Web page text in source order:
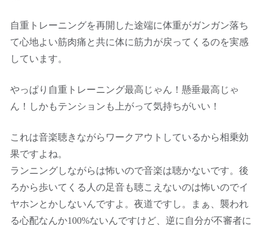
自重トレーニングを再開した途端に体重がガンガン落ち
て心地よい筋肉痛と共に体に筋力が戻ってくるのを実感
しています。
やっぱり自重トレーニング最高じゃん！懸垂最高じゃ
ん！しかもテンションも上がって気持ちがいい！
これは音楽聴きながらワークアウトしているから相乗効
果ですよね。
ランニングしながらは怖いので音楽は聴かないです。後
ろから歩いてくる人の足音も聴こえないのは怖いのでイ
ヤホンとかしないんですよ。夜道ですし。まぁ、襲われ
る心配なんか100%ないんですけど、逆に自分が不審者に